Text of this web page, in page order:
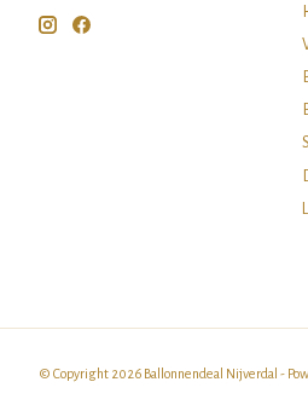
© Copyright 2026 Ballonnendeal Nijverdal -